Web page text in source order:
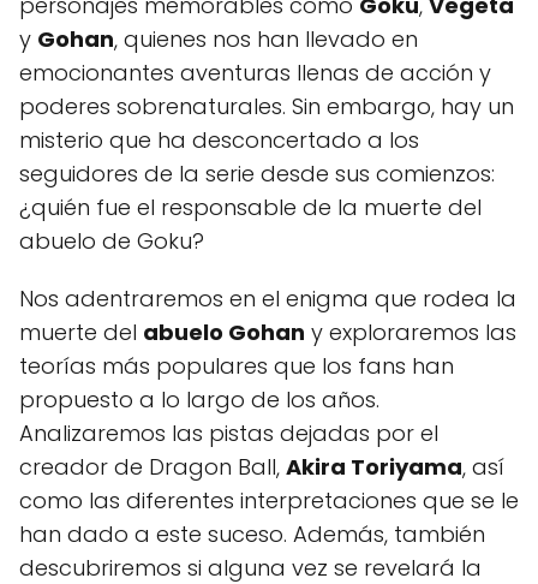
y Gohan, quienes nos han llevado en
emocionantes aventuras llenas de acción y
poderes sobrenaturales. Sin embargo, hay un
misterio que ha desconcertado a los
seguidores de la serie desde sus comienzos:
¿quién fue el responsable de la muerte del
abuelo de Goku?
Nos adentraremos en el enigma que rodea la
muerte del abuelo Gohan y exploraremos las
teorías más populares que los fans han
propuesto a lo largo de los años.
Analizaremos las pistas dejadas por el
creador de Dragon Ball, Akira Toriyama, así
como las diferentes interpretaciones que se le
han dado a este suceso. Además, también
descubriremos si alguna vez se revelará la